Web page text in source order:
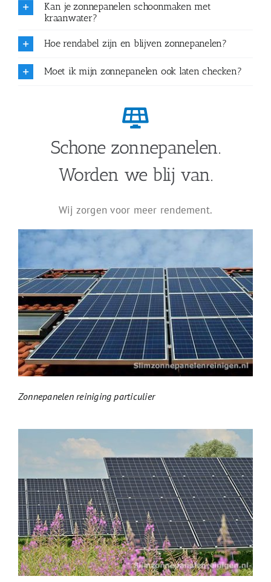
Kan je zonnepanelen schoonmaken met
kraanwater?
Hoe rendabel zijn en blijven zonnepanelen?
Moet ik mijn zonnepanelen ook laten checken?
Schone zonnepanelen.
Worden we blij van.
Wij zorgen voor meer rendement.
Zonnepanelen reiniging particulier